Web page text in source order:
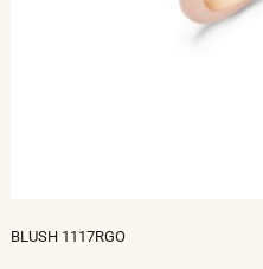
BLUSH 1117RGO